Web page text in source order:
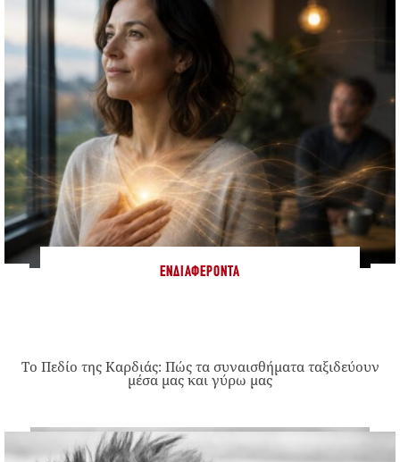
ΕΝΔΙΑΦΈΡΟΝΤΑ
Το Πεδίο της Καρδιάς: Πώς τα συναισθήματα ταξιδεύουν
μέσα μας και γύρω μας